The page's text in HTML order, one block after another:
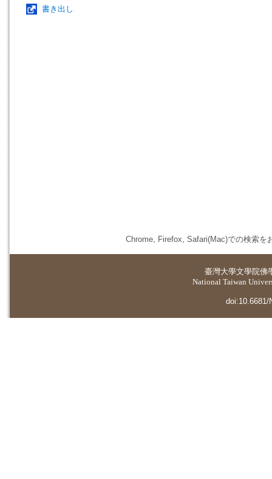
書き出し
Chrome, Firefox, Safari(Mac)での検索を
臺灣大學文學院佛
National Taiwan
doi:10.6681/